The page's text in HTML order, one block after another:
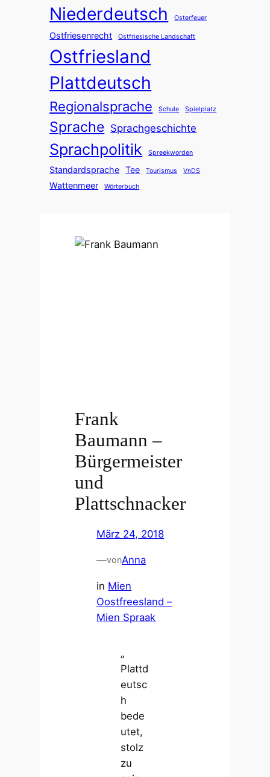
Niederdeutsch Osterfeuer
Ostfriesenrecht Ostfriesische Landschaft
Ostfriesland
Plattdeutsch
Regionalsprache Schule Spielplatz
Sprache Sprachgeschichte
Sprachpolitik Spreekworden
Standardsprache Tee Tourismus VnDS
Wattenmeer Wörterbuch
Frank
Baumann –
Bürgermeister
und
Plattschnacker
März 24, 2018
—vonAnna
in Mien
Oostfreesland –
Mien Spraak
„
Plattd
eutsc
h
bede
utet,
stolz
zu